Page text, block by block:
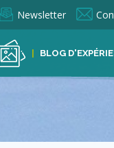
Newsletter
BLOG